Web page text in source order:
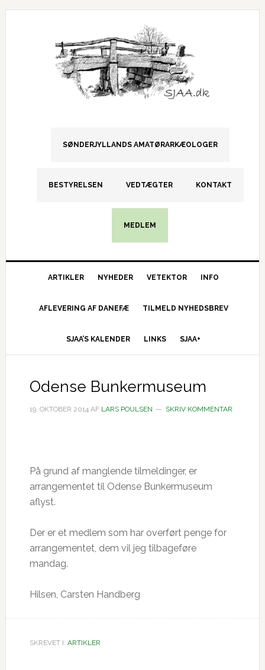
Gå
Skip
Gå
SØNDERJYLLANDS AMATØRARKÆOLOGER
BESTYRELSEN VEDTÆGTER KONTAKT
MEDLEM
ARTIKLER NYHEDER VETEKTOR INFO
AFLEVERING AF DANEFÆ TILMELD NYHEDSBREV
SJAA’S KALENDER LINKS SJAA+
Odense Bunkermuseum
19. OKTOBER 2014AF LARS POULSEN SKRIV KOMMENTAR
På grund af manglende tilmeldinger, er
arrangementet til Odense Bunkermuseum
aflyst.
Der er et medlem som har overført penge for
arrangementet, dem vil jeg tilbageføre
mandag.
Hilsen, Carsten Handberg
SKREVET I: ARTIKLER